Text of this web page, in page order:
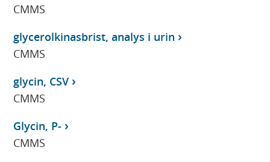
CMMS
glycerolkinasbrist, analys i urin
CMMS
glycin, CSV
CMMS
Glycin, P-
CMMS